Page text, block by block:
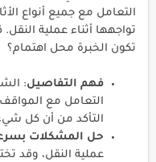
التعامل مع جميع أنواع
تواجهها أثناء عملية
تكون الخبرة محل اهتمام؟
فهم التفاصيل:
التعامل مع المواقف
التأكد من أن كل
حل المشكلات
عملية النقل، وقد